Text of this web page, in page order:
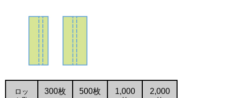
ロッ
300枚 500枚
1,000
2,000